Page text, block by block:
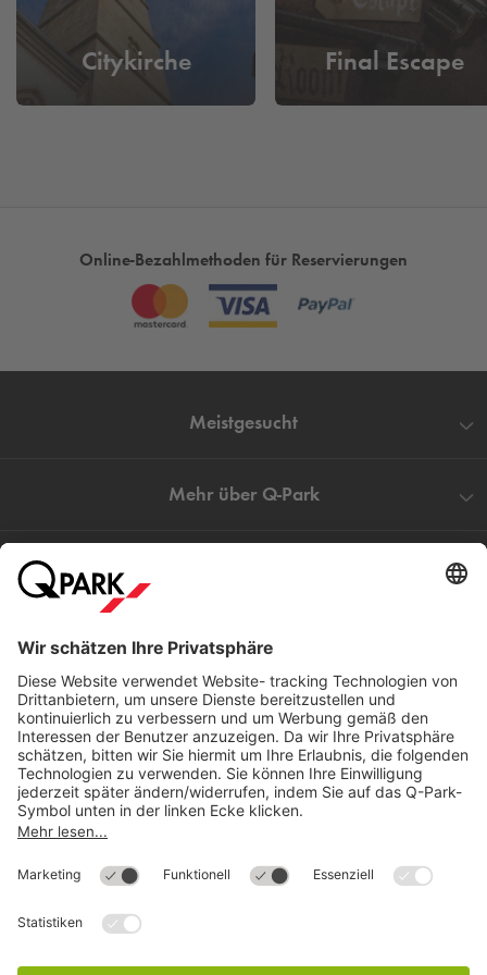
Parkplatzsuche.
Citykirche Final Escape
Online-Bezahlmethoden für Reservierungen
Meistgesucht
Mehr über Q-Park
Direkt zum
Download
Cookie Informationen
©